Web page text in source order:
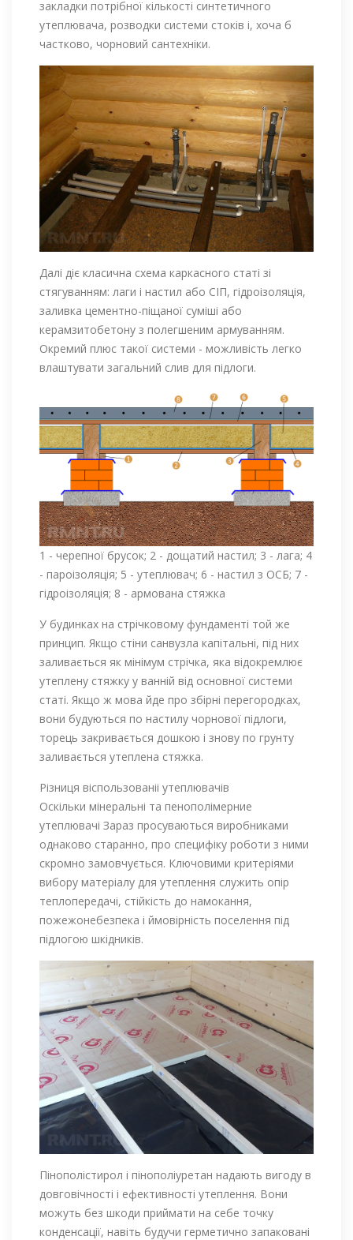
закладки потрібної кількості синтетичного
утеплювача, розводки системи стоків і, хоча б
частково, чорновий сантехніки.
Далі діє класична схема каркасного статі зі
стягуванням: лаги і настил або СІП, гідроізоляція,
заливка цементно-піщаної суміші або
керамзитобетону з полегшеним армуванням.
Окремий плюс такої системи - можливість легко
влаштувати загальний слив для підлоги.
1 - черепної брусок; 2 - дощатий настил; 3 - лага; 4
- пароізоляція; 5 - утеплювач; 6 - настил з ОСБ; 7 -
гідроізоляція; 8 - армована стяжка
У будинках на стрічковому фундаменті той же
принцип. Якщо стіни санвузла капітальні, під них
заливається як мінімум стрічка, яка відокремлює
утеплену стяжку у ванній від основної системи
статі. Якщо ж мова йде про збірні перегородках,
вони будуються по настилу чорнової підлоги,
торець закривається дошкою і знову по грунту
заливається утеплена стяжка.
Різниця віспользованіі утеплювачів
Оскільки мінеральні та пенополімерние
утеплювачі Зараз просуваються виробниками
однаково старанно, про специфіку роботи з ними
скромно замовчується. Ключовими критеріями
вибору матеріалу для утеплення служить опір
теплопередачі, стійкість до намокання,
пожежонебезпека і ймовірність поселення під
підлогою шкідників.
Пінополістирол і пінополіуретан надають вигоду в
довговічності і ефективності утеплення. Вони
можуть без шкоди приймати на себе точку
конденсації, навіть будучи герметично запаковані